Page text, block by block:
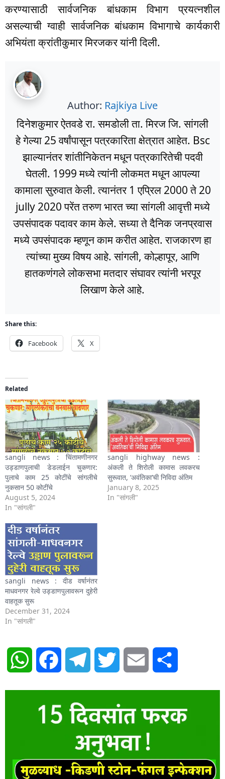
करण्यासाठी सार्वजनिक बांधकाम विभाग प्रयत्नशील
असल्याची ग्वाही सार्वजनिक बांधकाम विभागाचे कार्यकारी
अभियंता क्रांतीकुमार मिरजकर यांनी दिली.
Author: Rajkiya Live
दिनेशकुमार ऐतवडे रा. समडोली ता. मिरज जि. सांगली
हे गेल्या 25 वर्षांपासून पत्रकारिता क्षेत्रात आहेत. Bsc
झाल्यानंतर शांतीनिकेतन मधून पत्रकारितेची पदवी
घेतली. 1999 मध्ये त्यांनी लोकमत मधून आपल्या
कामाला सुरुवात केली. त्यानंतर 1 एप्रिल 2000 ते 20
jully 2020 परेंत तरुण भारत च्या सांगली आवृत्ती मध्ये
उपसंपादक पदावर काम केले. सध्या ते दैनिक जनप्रवास
मध्ये उपसंपादक म्हणून काम करीत आहेत. राजकारण हा
त्यांच्या मुख्य विषय आहे. सांगली, कोल्हापूर, आणि
हातकणंगले लोकसभा मतदार संघावर त्यांनी भरपूर
लिखाण केले आहे.
Share this:
Facebook X
Related
sangli news : चिंतामणीनगर
उड्डाणपुलाची डेडलाईन चुकणार:
पुलाचे काम 25 कोटींचे सांगलीचे
नुकसान 50 कोटींचे
August 5, 2024
In "सांगली"
sangli highway news :
अंकली ते शिरोली कामास लवकरच
सुरूवात, ‘अवंतिका’ची निविदा अंतिम
January 8, 2025
In "सांगली"
sangli news : दीड वर्षानंतर
माधवनगर रेल्वे उड्डाणपुलावरून दुहेरी
वाहतूक सुरू
December 31, 2024
In "सांगली"
WhatsAppFacebook Telegram Twitter Email